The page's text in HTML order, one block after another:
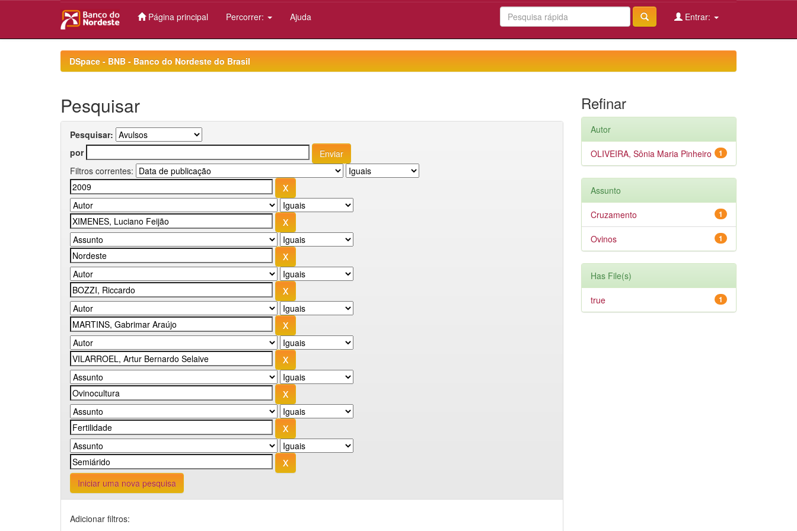
Página principal Percorrer: Ajuda Entrar:
DSpace - BNB - Banco do Nordeste do Brasil
Pesquisar
Pesquisar:
por
Filtros correntes:
Iniciar uma nova pesquisa
Adicionar filtros:
Refinar
Autor
1
OLIVEIRA, Sônia Maria Pinheiro
Assunto
1
Cruzamento
1
Ovinos
Has File(s)
1
true